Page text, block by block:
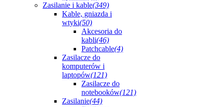
Zasilanie i kable(349)
Kable, gniazda i
wtyki(50)
Akcesoria do
kabli(46)
Patchcable(4)
Zasilacze do
komputerów i
laptopów(121)
Zasilacze do
notebooków(121)
Zasilanie(44)